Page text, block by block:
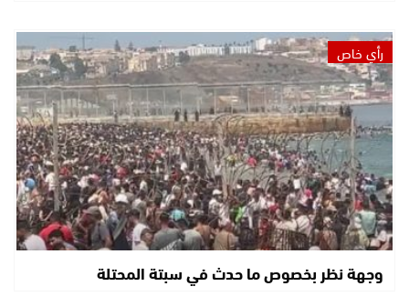
رأي خاص
وجهة نظر بخصوص ما حدث في سبتة المحتلة